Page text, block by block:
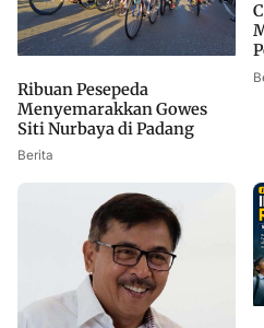
Ribuan Pesepeda
Menyemarakkan Gowes
Siti Nurbaya di Padang
Berita